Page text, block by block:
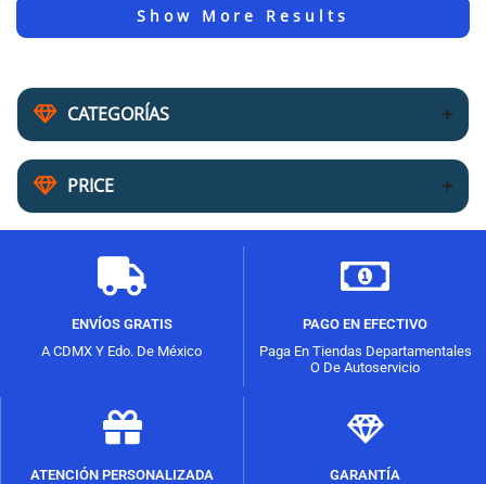
CATEGORÍAS
PRICE
ENVÍOS GRATIS
A CDMX Y Edo. De México
PAGO EN EFECTIVO
Paga En Tiendas Departamentales
O De Autoservicio
ATENCIÓN PERSONALIZADA
GARANTÍA